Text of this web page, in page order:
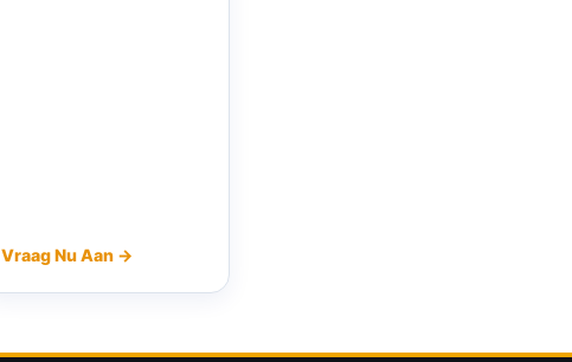
Vraag Nu Aan →